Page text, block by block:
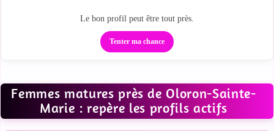
Le bon profil peut être tout près.
Tenter ma chance
Femmes matures près de Oloron-Sainte-
Marie : repère les profils actifs
VOIR LES PHOTOS